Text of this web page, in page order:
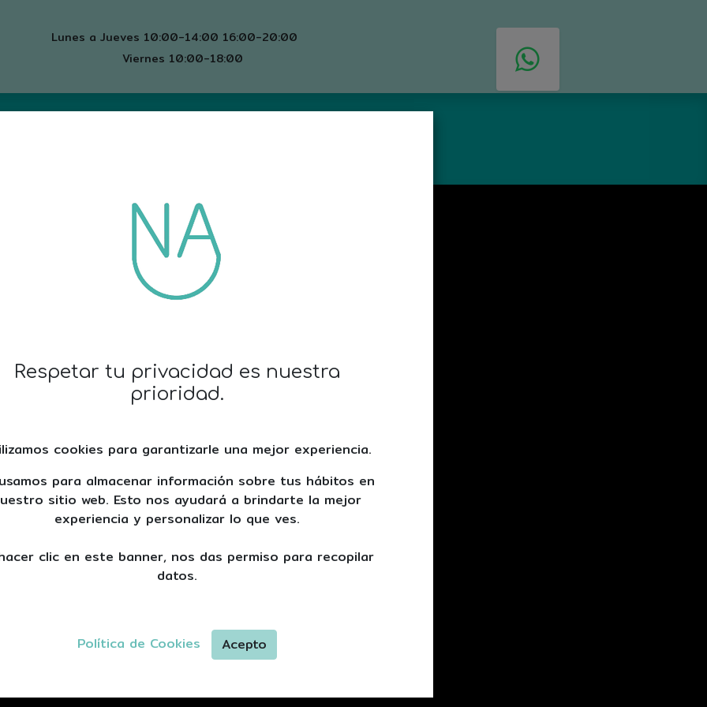
Lunes a Jueves 10:00-14:00 16:00-20:00
Viernes 10:00-18:00
Respetar tu privacidad es nuestra
prioridad.
cookies para garantizarle una mejor experiencia.
para almacenar información sobre tus hábitos en
sitio web. Esto nos ayudará a brindarte la mejor
experiencia y personalizar lo que ves.
clic en este banner, nos das permiso para recopilar
datos.
Política de Cookies Acepto